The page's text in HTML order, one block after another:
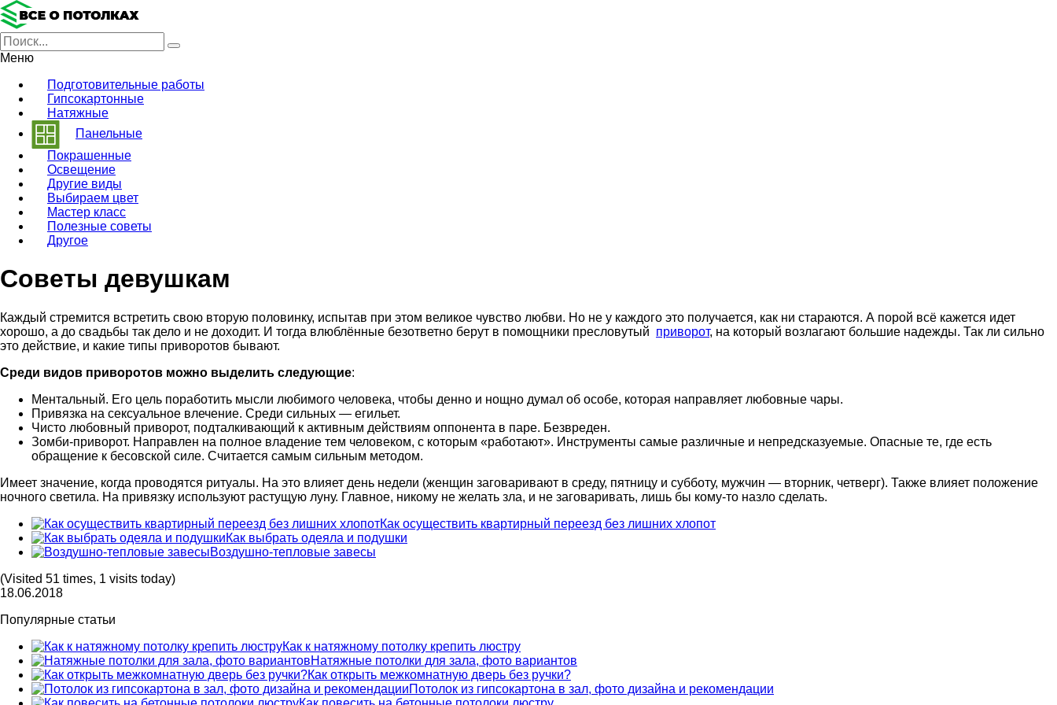
Меню
Подготовительные работы
Гипсокартонные
Натяжные
Панельные
Покрашенные
Освещение
Другие виды
Выбираем цвет
Мастер класс
Полезные советы
Другое
Советы девушкам
Каждый стремится встретить свою вторую половинку, испытав при этом великое чувство любви. Но не у каждого это получается, как ни стараются. А порой всё кажется идет
хорошо, а до свадьбы так дело и не доходит. И тогда влюблённые безответно берут в помощники пресловутый приворот, на который возлагают большие надежды. Так ли сильно
это действие, и какие типы приворотов бывают.
Среди видов приворотов можно выделить следующие:
Ментальный. Его цель поработить мысли любимого человека, чтобы денно и нощно думал об особе, которая направляет любовные чары.
Привязка на сексуальное влечение. Среди сильных — егильет.
Чисто любовный приворот, подталкивающий к активным действиям оппонента в паре. Безвреден.
Зомби-приворот. Направлен на полное владение тем человеком, с которым «работают». Инструменты самые различные и непредсказуемые. Опасные те, где есть
обращение к бесовской силе. Считается самым сильным методом.
Имеет значение, когда проводятся ритуалы. На это влияет день недели (женщин заговаривают в среду, пятницу и субботу, мужчин — вторник, четверг). Также влияет положение
ночного светила. На привязку используют растущую луну. Главное, никому не желать зла, и не заговаривать, лишь бы кому-то назло сделать.
Как осуществить квартирный переезд без лишних хлопот
Как выбрать одеяла и подушки
Воздушно-тепловые завесы
(Visited 51 times, 1 visits today)
18.06.2018
Популярные статьи
Как к натяжному потолку крепить люстру
Натяжные потолки для зала, фото вариантов
Как открыть межкомнатную дверь без ручки?
Потолок из гипсокартона в зал, фото дизайна и рекомендации